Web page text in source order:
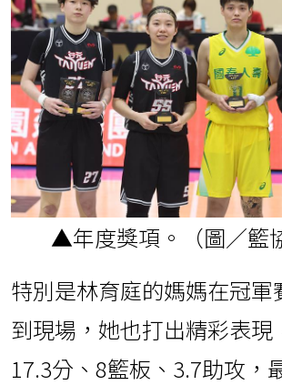
▲年度獎項。（圖／籃
特別是林育庭的媽媽在冠軍
到現場，她也打出精彩表現
17.3分、8籃板、3.7助攻，